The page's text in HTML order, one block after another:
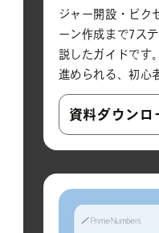
ジャー開設・ピク
ーン作成まで7ス
説したガイドです
進められる、初心
資料ダウンロ